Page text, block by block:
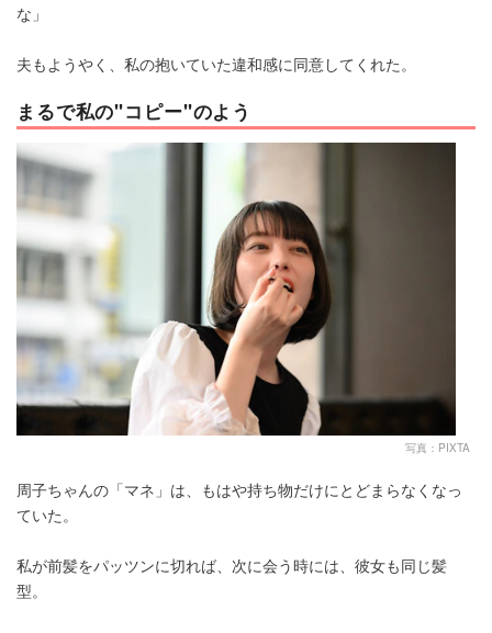
な」
夫もようやく、私の抱いていた違和感に同意してくれた。
まるで私の"コピー"のよう
写真：PIXTA
周子ちゃんの「マネ」は、もはや持ち物だけにとどまらなくなっ
ていた。
私が前髪をパッツンに切れば、次に会う時には、彼女も同じ髪
型。